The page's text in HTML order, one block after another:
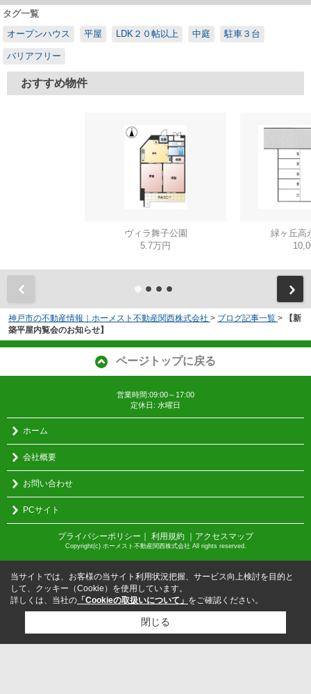
タグ一覧
オープンハウス
平屋 LDK２０帖以上 中庭 駐車３台
バリアフリー
おすすめ物件
ヴィラ舞子公園
5.7万円
緑ヶ丘高
神戸市の不動産情報｜ホーメスト不動産関西株式会社 > ブログ記事一覧 >
【新
築平屋内覧会のお知らせ】
ページトップに戻る
営業時間:09:00～17:00
定休日: 水曜日
ホーム
会社概要
お問い合わせ
PCサイト
プライバシーポリシー ｜ 利用規約 ｜ アクセスマップ
Copyright(c) ホーメスト不動産関西株式会社 All rights reserved.
当サイトでは、お客様の当サイト利用状況把握、サービス向上検討を目的と
して、クッキー（Cookie）を使用しています。
詳しくは、当社の 「Cookieの取扱いについて」 をご確認ください。
閉じる